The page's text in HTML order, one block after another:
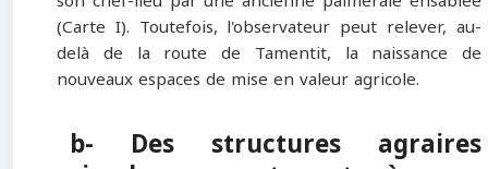
(Carte I). Toutefois, l'observateur peut relever, au-
delà de la route de Tamentit, la naissance de
nouveaux espaces de mise en valeur agricole.
b- Des structures agraires